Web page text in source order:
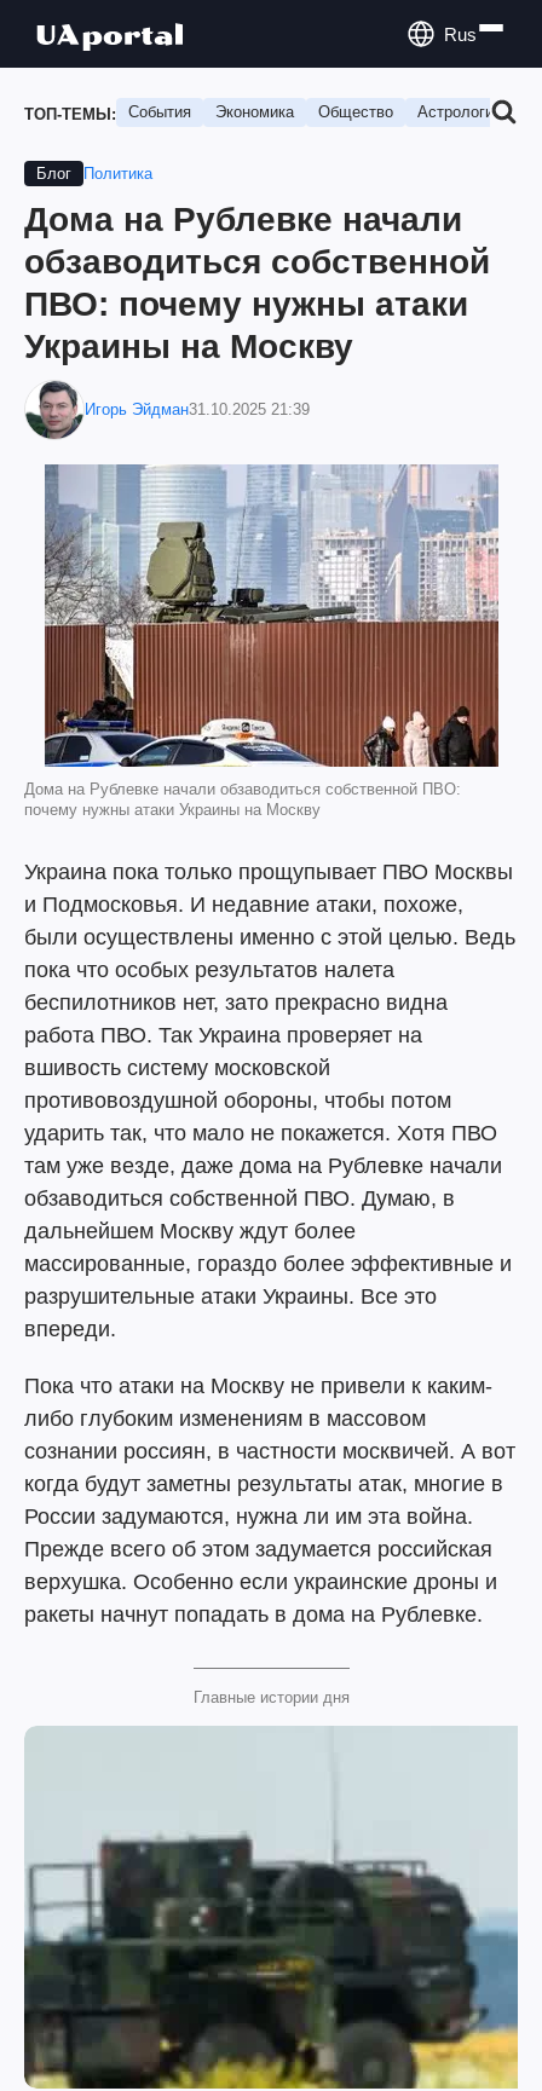
Rus
ТОП-ТЕМЫ: События Экономика Общество Астрология
Блог Политика
Дома на Рублевке начали
обзаводиться собственной
ПВО: почему нужны атаки
Украины на Москву
Игорь Эйдман31.10.2025 21:39
Дома на Рублевке начали обзаводиться собственной ПВО:
почему нужны атаки Украины на Москву
Украина пока только прощупывает ПВО Москвы
и Подмосковья. И недавние атаки, похоже,
были осуществлены именно с этой целью. Ведь
пока что особых результатов налета
беспилотников нет, зато прекрасно видна
работа ПВО. Так Украина проверяет на
вшивость систему московской
противовоздушной обороны, чтобы потом
ударить так, что мало не покажется. Хотя ПВО
там уже везде, даже дома на Рублевке начали
обзаводиться собственной ПВО. Думаю, в
дальнейшем Москву ждут более
массированные, гораздо более эффективные и
разрушительные атаки Украины. Все это
впереди.
Пока что атаки на Москву не привели к каким-
либо глубоким изменениям в массовом
сознании россиян, в частности москвичей. А вот
когда будут заметны результаты атак, многие в
России задумаются, нужна ли им эта война.
Прежде всего об этом задумается российская
верхушка. Особенно если украинские дроны и
ракеты начнут попадать в дома на Рублевке.
Главные истории дня